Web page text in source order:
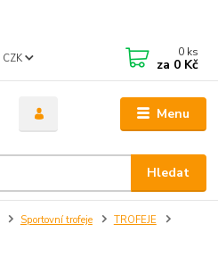
Menu
CZK
Hledat
0 ks
za 0 Kč
Sportovní trofeje
TROFEJE